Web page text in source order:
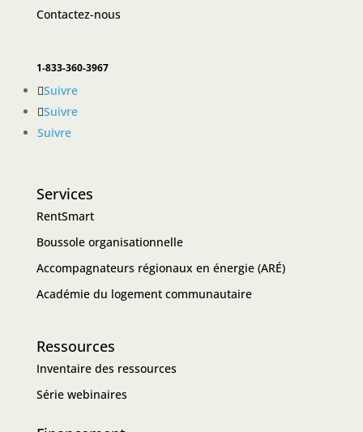
Contactez-nous
1-833-360-3967
Suivre
Suivre
Suivre
Services
RentSmart
Boussole organisationnelle
Accompagnateurs régionaux en énergie (ARÉ)
Académie du logement communautaire
Ressources
Inventaire des ressources
Série webinaires